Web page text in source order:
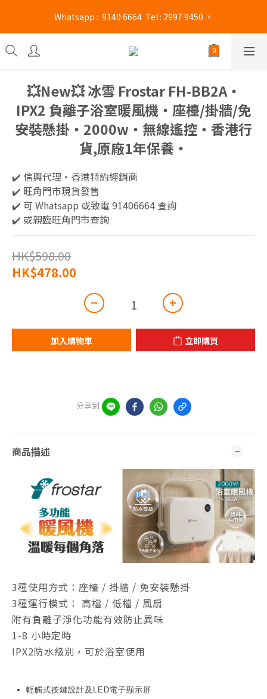
旺角門市營業時間 : (星期一至六 13:00 - 21:00 / 星期日及公眾假期
13:00 - 19:00)
Whatsapp :  9140 6664  Tel : 2997 9450 。
旺角門市營業時間 : (星期一至六 13:00 - 21:00 / 星期日及公眾假期
13:00 - 19:00)
💥New💥 冰雪 Frostar FH-BB2A‧
IPX2 負離子浴室暖風機‧座檯/掛牆/免
安裝懸掛‧2000w‧無線遙控‧香港行
貨,原廠1年保養‧
✔️ 信興代理‧香港特約經銷商
✔️ 旺角門市現貨發售
✔️ 可 Whatsapp 或致電 91406664 查詢
✔️ 或親臨旺角門市查詢
HK$598.00
HK$478.00
加入購物車 立即購買
分享到
商品描述
3種使用方式：座檯 / 掛牆 / 免安裝懸掛
3種運行模式： 高檔 / 低檔 / 風扇
附有負離子淨化功能有效防止異味
1-8 小時定時
IPX2防水級別，可於浴室使用
輕觸式按鍵設計及LED電子顯示屏